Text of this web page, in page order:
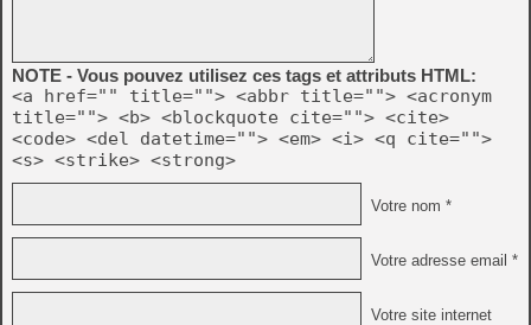
NOTE - Vous pouvez utilisez ces tags et attributs HTML:
<a href="" title=""> <abbr title=""> <acronym
title=""> <b> <blockquote cite=""> <cite>
<code> <del datetime=""> <em> <i> <q cite="">
<s> <strike> <strong>
Votre nom *
Votre adresse email *
Votre site internet